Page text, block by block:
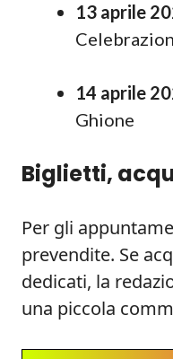
13 aprile
14 aprile
Ghione
Biglietti,
Per gli
prevendite. Se
dedicati, la
una piccola